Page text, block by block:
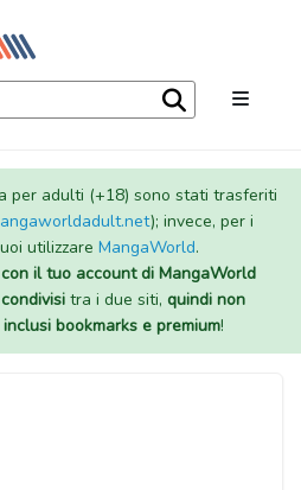
per adulti (+18) sono stati trasferiti
); invece, per i
utilizzare MangaWorld.
il tuo account di MangaWorld
tra i due siti, quindi non
bookmarks e premium!